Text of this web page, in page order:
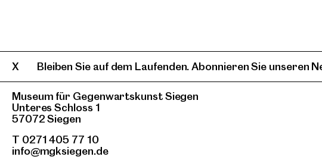
Museum für Gegenwartskunst Siegen
Unteres Schloss 1
57072 Siegen
T 0271 405 77 10
info@mgksiegen.de
Bleiben Sie auf dem Laufenden. Abonnieren Sie unseren